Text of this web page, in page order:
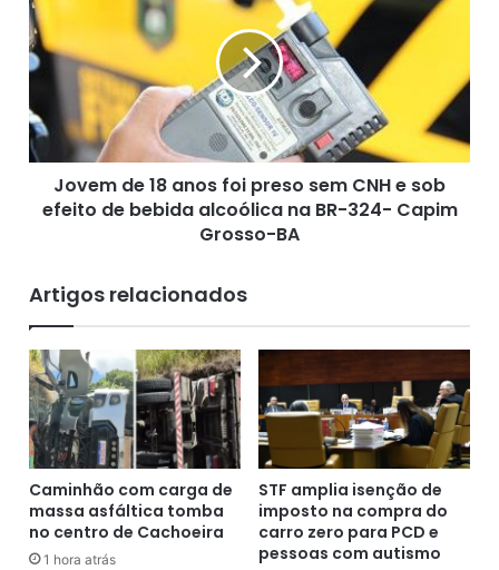
m
e
r
m
S
ã
M
e
l
d
a
s
M
a
t
a
s
p
o
v
e
m
e
1
8
o
i
p
r
e
s
o
s
e
m
C
N
Jovem de 18 anos foi preso sem CNH e sob
efeito de bebida alcoólica na BR-324- Capim
Grosso-BA
Artigos relacionados
Caminhão com carga de
massa asfáltica tomba
no centro de Cachoeira
1 hora atrás
STF amplia isenção de
imposto na compra do
carro zero para PCD e
pessoas com autismo